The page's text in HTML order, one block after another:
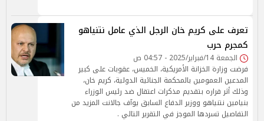
تعرف على كريم خان الرجل الذي عامل نتنياهو
كمجرم حرب
الجمعة 14/فبراير/2025 - 04:57 ص
فرضت وزارة الخزانة الأمريكية، الخميس، عقوبات على كبير
المدعين العمومين بالمحكمة الجنائية الدولية، كريم خان،
وذلك أثر قراره بتقديم مذكرات اعتقال ضد رئيس الوزراء
بنيامين نتنياهو ووزير الدفاع السابق يوآف جالانت المزيد من
التفاصيل تسردها الموجز في التقرير التالي .